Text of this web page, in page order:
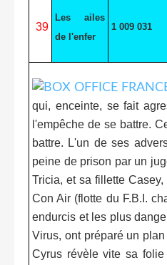
39
Les ailes
de l'enfer
1 009 031
qui, enceinte, se fait
l'empêche de se battre.
battre. L'un de ses
peine de prison par un
Tricia, et sa fillette
Con Air (flotte du F.B.I.
endurcis et les plus
Virus, ont préparé un
Cyrus révèle vite sa